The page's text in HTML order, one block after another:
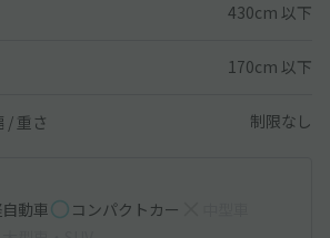
430cm 以下
170cm 以下
/ 重さ 制限なし
動車 コンパクトカー